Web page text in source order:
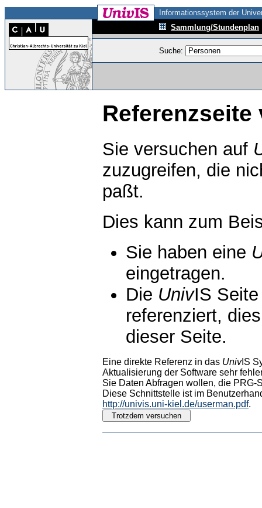
Informationssystem der
Sammlung/Stundenplan
Suche:
Referenzseite
Sie versuchen auf
zuzugreifen, die
paßt.
Dies kann zum
Sie haben eine
eingetragen.
Die UnivIS
referenziert,
dieser Seite.
Eine direkte Referenz in das UnivIS
Aktualisierung der Software sehr
Sie Daten Abfragen wollen, die PRG-
Diese Schnittstelle ist im
http://univis.uni-kiel.de/userman.pdf.